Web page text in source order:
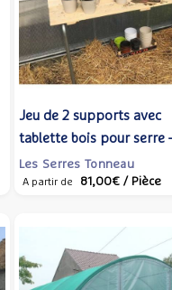
Jeu de 2 supports avec
tablette bois pour serre
Serres Tonneau
Les Serres Tonneau
A partir de 81,00€ / Pièce